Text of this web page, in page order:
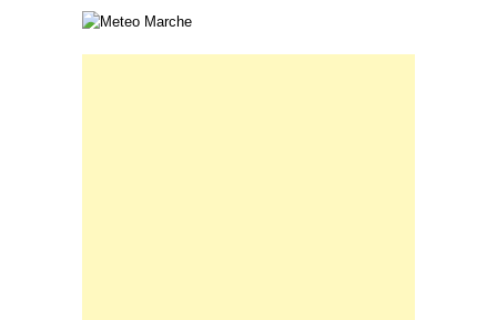
Carta meteorologica delle Marche